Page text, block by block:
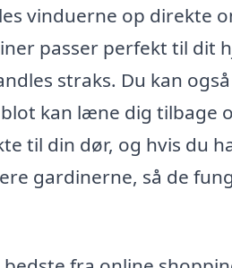
vinduerne op direkte
passer perfekt til dit
straks. Du kan
kan læne dig tilbage
til din dør, og hvis du
gardinerne, så de